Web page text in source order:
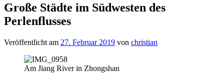
Große Städte im Südwesten des
Perlenflusses
Veröffentlicht am 27. Februar 2019 von christian
Am Jiang River in Zhongshan